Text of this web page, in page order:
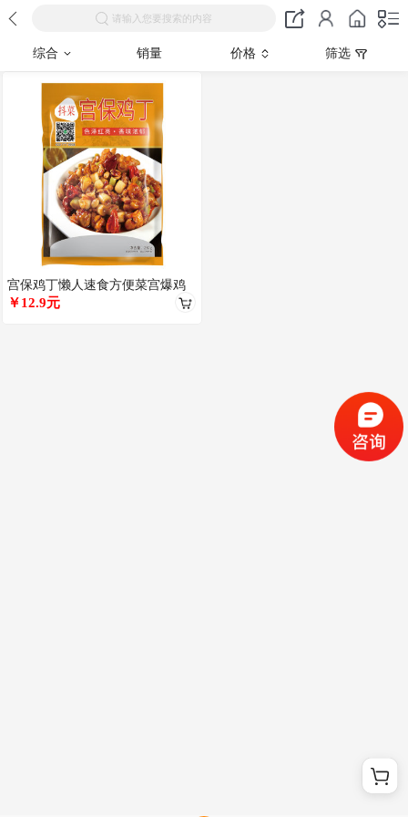
请输入您要搜索的内容
综合 销量 价格 筛选
宫保鸡丁懒人速食方便菜宫爆鸡
丁家常外卖菜商用快餐半成品拌
￥12.9元